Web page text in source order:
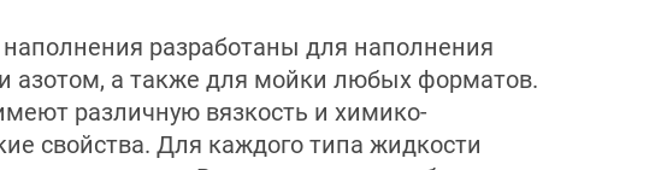
разработаны для наполнения
азотом, а также для мойки любых форматов.
различную вязкость и химико-
свойства. Для каждого типа жидкости